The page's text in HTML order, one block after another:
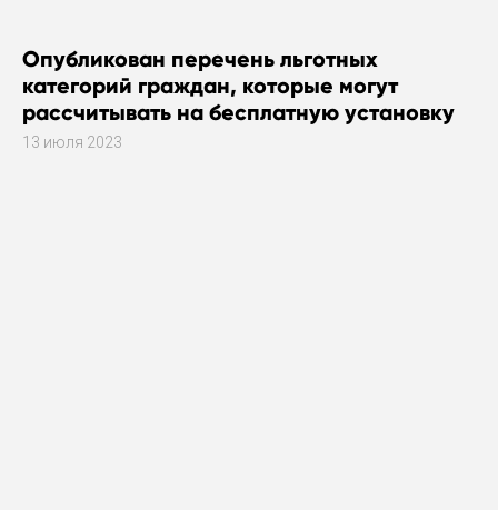
Опубликован перечень льготных
категорий граждан, которые могут
рассчитывать на бесплатную установку
газового оборудования
13 июля 2023